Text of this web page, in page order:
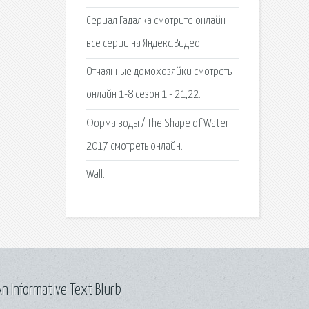
Сериал Гадалка смотрите онлайн
все серии на Яндекс.Видео.
Отчаянные домохозяйки смотреть
онлайн 1-8 сезон 1 - 21,22.
Форма воды / The Shape of Water
2017 смотреть онлайн.
Wall.
Informative Text Blurb